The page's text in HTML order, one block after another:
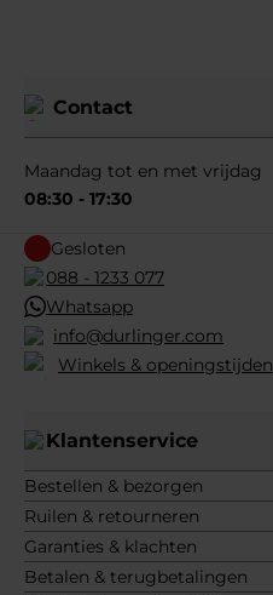
Contact
Maandag tot en met vrijdag
08:30 - 17:30
Gesloten
088 - 1233 077
Whatsapp
info@durlinger.com
Winkels & openingstijden
Klantenservice
Bestellen & bezorgen
Ruilen & retourneren
Garanties & klachten
Betalen & terugbetalingen